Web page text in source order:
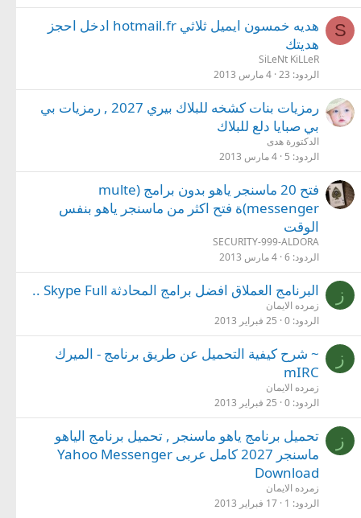
S
هديه خمسون ايميل ثلاثي hotmail.fr ادخل احجز
هديتك
SiLeNt KiLLeR
الردود 23 4 مارس 2013
رمزيات بنات كشخه للبلاك بيري 2027 , رمزيات بي
بي صبايا دلع للبلاك
الدكتورة هدى
الردود 5 4 مارس 2013
فتح 20 ماسنجر ياهو بدون برامج (multe
messenger)ة فتح اكثر من ماسنجر ياهو بنفس
الوقت
SECURITY-999-ALDORA
الردود 6 4 مارس 2013
ز البرنامج العملاق افضل برامج المحادثة Skype Full ..
زمرده الايمان
الردود 0 25 فبراير 2013
ز
~ شرح كيفية التحميل عن طريق برنامج - الميرك
mIRC
زمرده الايمان
الردود 0 25 فبراير 2013
ز
تحميل برنامج ياهو ماسنجر , تحميل برنامج الياهو
ماسنجر 2027 كامل عربى Yahoo Messenger
Download
زمرده الايمان
الردود 1 17 فبراير 2013